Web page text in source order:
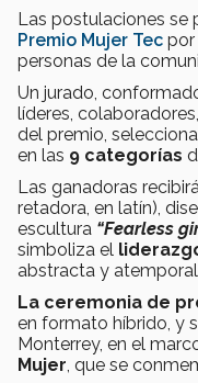
Las postulaciones se
Premio Mujer Tec por
personas de la
Un jurado,
líderes, colaboradores,
del premio,
en las 9 categorías
Las ganadoras
retadora, en latín),
escultura “Fearless
simboliza el
abstracta y
La ceremonia de
en formato híbrido, y
Monterrey, en el
Mujer, que se